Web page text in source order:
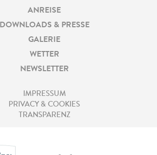
ANREISE
DOWNLOADS & PRESSE
GALERIE
WETTER
NEWSLETTER
IMPRESSUM
PRIVACY & COOKIES
TRANSPARENZ